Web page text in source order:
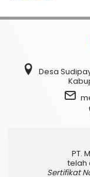
Desa
PT.
telah
Sertifikat